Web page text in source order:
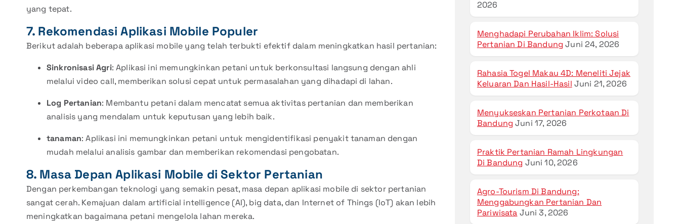
yang tepat.
7. Rekomendasi Aplikasi Mobile Populer
Berikut adalah beberapa aplikasi mobile yang telah terbukti efektif dalam meningkatkan hasil pertanian:
Sinkronisasi Agri: Aplikasi ini memungkinkan petani untuk berkonsultasi langsung dengan ahli
melalui video call, memberikan solusi cepat untuk permasalahan yang dihadapi di lahan.
Log Pertanian: Membantu petani dalam mencatat semua aktivitas pertanian dan memberikan
analisis yang mendalam untuk keputusan yang lebih baik.
tanaman: Aplikasi ini memungkinkan petani untuk mengidentifikasi penyakit tanaman dengan
mudah melalui analisis gambar dan memberikan rekomendasi pengobatan.
8. Masa Depan Aplikasi Mobile di Sektor Pertanian
Dengan perkembangan teknologi yang semakin pesat, masa depan aplikasi mobile di sektor pertanian
sangat cerah. Kemajuan dalam artificial intelligence (AI), big data, dan Internet of Things (IoT) akan lebih
meningkatkan bagaimana petani mengelola lahan mereka.
2026
Menghadapi Perubahan Iklim: Solusi
Pertanian Di Bandung Juni 24, 2026
Rahasia Togel Makau 4D: Meneliti Jejak
Keluaran Dan Hasil-Hasil Juni 21, 2026
Menyukseskan Pertanian Perkotaan Di
Bandung Juni 17, 2026
Praktik Pertanian Ramah Lingkungan
Di Bandung Juni 10, 2026
Agro-Tourism Di Bandung:
Menggabungkan Pertanian Dan
Pariwisata Juni 3, 2026